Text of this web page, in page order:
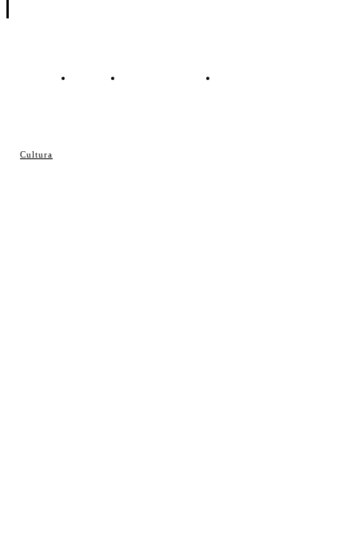
Cultura
Contacto Política de cookies